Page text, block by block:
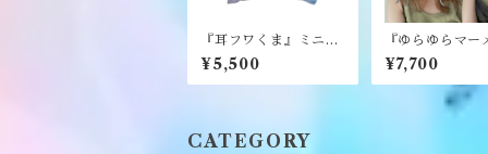
『耳フワくま』ミニク
ッション《むくり》
¥5,500
『ゆらゆらマー
ド』《merry
¥7,700
CATEGORY